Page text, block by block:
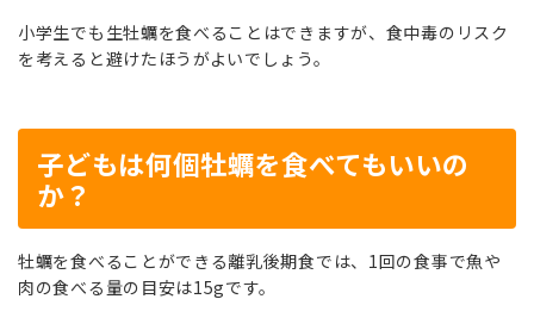
小学生でも生牡蠣を食べることはできますが、食中毒のリスク
を考えると避けたほうがよいでしょう。
子どもは何個牡蠣を食べてもいいの
か？
牡蠣を食べることができる離乳後期食では、1回の食事で魚や
肉の食べる量の目安は15gです。